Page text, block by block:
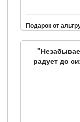
Подарок от
радует до